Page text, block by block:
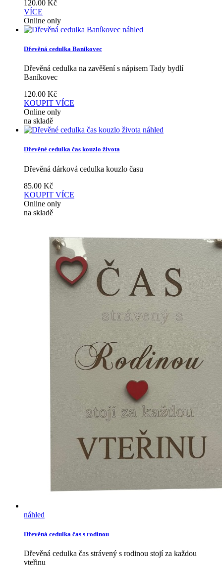
120.00 Kč
VÍCE
Online only
náhled
Dřevěná cedulka Baníkovec
Dřevěná cedulka na zavěšení s nápisem Tady bydlí
Baníkovec
120.00 Kč
KOUPIT VÍCE
Online only
na skladě
náhled
Dřevěné cedulka čas kouzlo života
Dřevěná dárková cedulka kouzlo času
85.00 Kč
KOUPIT VÍCE
Online only
na skladě
náhled
Dřevěná cedulka čas s rodinou
Dřevěná cedulka čas strávený s rodinou stojí za každou
vteřinu